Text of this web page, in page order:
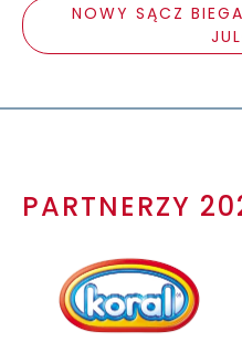
NOWY SĄCZ
PARTNERZY